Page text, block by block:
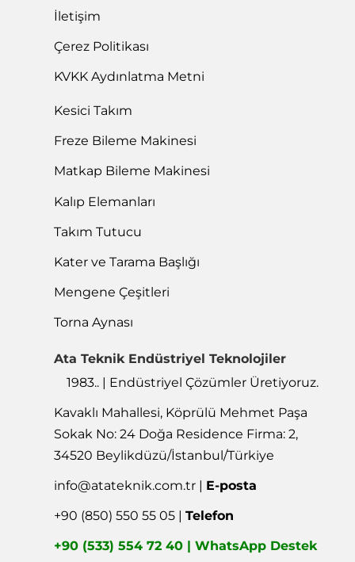
İletişim
Çerez Politikası
KVKK Aydınlatma Metni
Kesici Takım
Freze Bileme Makinesi
Matkap Bileme Makinesi
Kalıp Elemanları
Takım Tutucu
Kater ve Tarama Başlığı
Mengene Çeşitleri
Torna Aynası
Ata Teknik Endüstriyel Teknolojiler
1983.. | Endüstriyel Çözümler Üretiyoruz.
Kavaklı Mahallesi, Köprülü Mehmet Paşa
Sokak No: 24 Doğa Residence Firma: 2,
34520 Beylikdüzü/İstanbul/Türkiye
info@atateknik.com.tr | E-posta
+90 (850) 550 55 05 |Telefon
+90 (533) 554 72 40 | WhatsApp Destek